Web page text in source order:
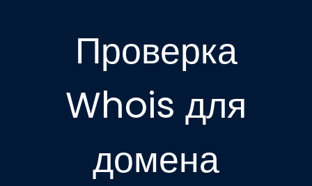
Проверка
Whois для
домена